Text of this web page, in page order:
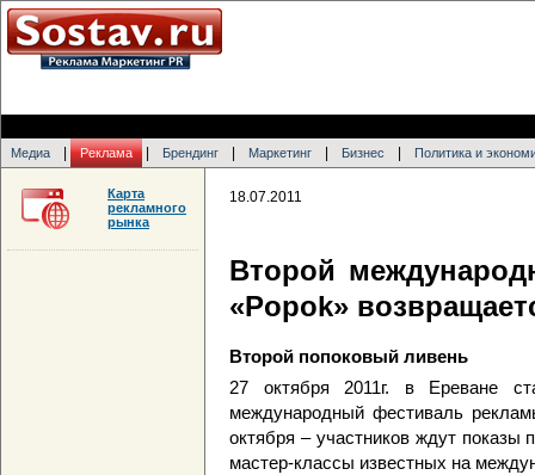
Медиа Реклама Брендинг Маркетинг Бизнес Политика и
18.07.2011
Второй
«Popok»
Второй попоковый ливень
27 октября 2011г. в Ереване
международный фестиваль
октября – участников ждут показы
мастер-классы известных на
Карта
рекламного
рынка